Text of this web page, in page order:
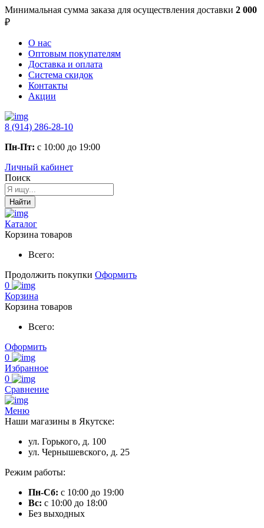
Минимальная сумма заказа для осуществления доставки 2 000
₽
О нас
Оптовым покупателям
Доставка и оплата
Система скидок
Контакты
Акции
8 (914) 286-28-10
Пн-Пт: с 10:00 до 19:00
Личный кабинет
Поиск
Найти
Каталог
Корзина товаров
Всего:
Продолжить покупки Оформить
0
Корзина
Корзина товаров
Всего:
Оформить
0
Избранное
0
Сравнение
Меню
Наши магазины в Якутске:
ул. Горького, д. 100
ул. Чернышевского, д. 25
Режим работы:
Пн-Сб: с 10:00 до 19:00
Вс: с 10:00 до 18:00
Без выходных